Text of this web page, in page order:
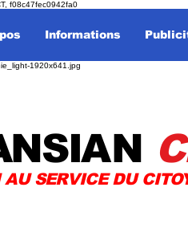
f08c47fec0942fa0
Informations
AN
SERVICE DU